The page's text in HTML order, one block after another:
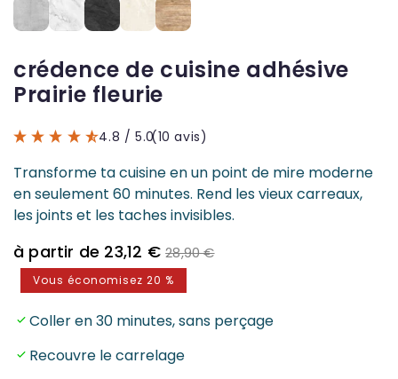
crédence de cuisine adhésive
Prairie fleurie
4.8 / 5.0(10 avis)
Transforme ta cuisine en un point de mire moderne
en seulement 60 minutes. Rend les vieux carreaux,
les joints et les taches invisibles.
Prix
de
vente
à partir de 23,12 € Prix
normal
28,90 €
Vous économisez 20 %
Coller en 30 minutes, sans perçage
Recouvre le carrelage